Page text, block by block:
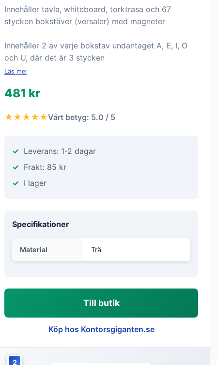
Innehåller tavla, whiteboard, torktrasa och 67
stycken bokstäver (versaler) med magneter
Innehåller 2 av varje bokstav undantaget A, E, I, O
och U, där det är 3 stycken
Läs mer
481 kr
★★★★★Vårt betyg: 5.0 / 5
Leverans: 1-2 dagar
Frakt: 85 kr
I lager
Specifikationer
Material Trä
Till butik
Köp hos Kontorsgiganten.se
2